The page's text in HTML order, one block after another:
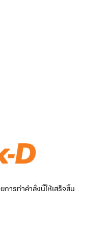
ารทำคำสั่งนี้ให้เสร็จสิ้น